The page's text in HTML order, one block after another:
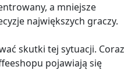
a mniejsze
największych graczy.
skutki tej sytuacji. Coraz
pojawiają się